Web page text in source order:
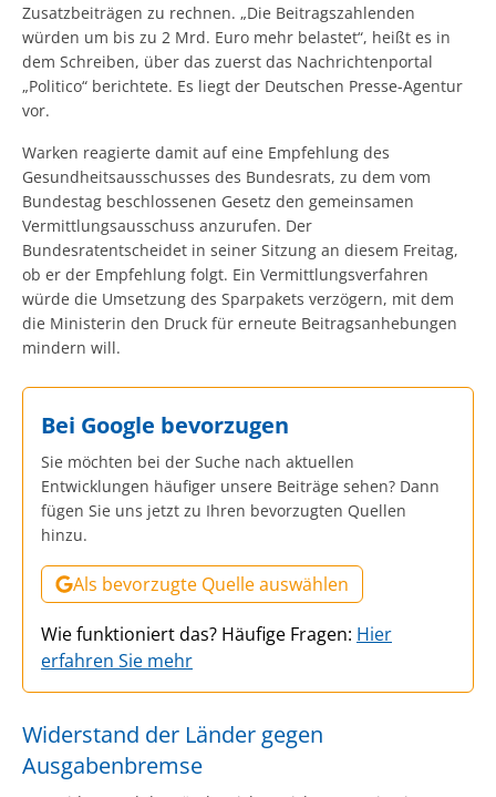
Zusatzbeiträgen zu rechnen. „Die Beitragszahlenden
würden um bis zu 2 Mrd. Euro mehr belastet“, heißt es in
dem Schreiben, über das zuerst das Nachrichtenportal
„Politico“ berichtete. Es liegt der Deutschen Presse-Agentur
vor.
Warken reagierte damit auf eine Empfehlung des
Gesundheitsausschusses des Bundesrats, zu dem vom
Bundestag beschlossenen Gesetz den gemeinsamen
Vermittlungsausschuss anzurufen. Der
Bundesratentscheidet in seiner Sitzung an diesem Freitag,
ob er der Empfehlung folgt. Ein Vermittlungsverfahren
würde die Umsetzung des Sparpakets verzögern, mit dem
die Ministerin den Druck für erneute Beitragsanhebungen
mindern will.
Bei Google bevorzugen
Sie möchten bei der Suche nach aktuellen
Entwicklungen häufiger unsere Beiträge sehen? Dann
fügen Sie uns jetzt zu Ihren bevorzugten Quellen
hinzu.
Als bevorzugte Quelle auswählen
Wie funktioniert das? Häufige Fragen: Hier
erfahren Sie mehr
Widerstand der Länder gegen
Ausgabenbremse